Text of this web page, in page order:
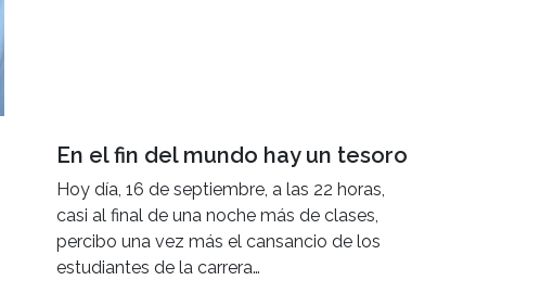
En el fin del mundo hay un tesoro
Hoy día, 16 de septiembre, a las 22 horas,
casi al final de una noche más de clases,
percibo una vez más el cansancio de los
estudiantes de la carrera…